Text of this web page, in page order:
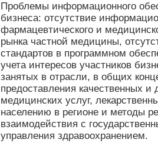
Проблемы информационного
бизнеса: отсутствие
фармацевтического и
рынка частной медицины,
стандартов в программном
учета интересов участников
занятых в отрасли, в общих
предоставления качественных и
медицинских услуг,
населению в регионе и методы
взаимодействия с
управления здравоохранением.